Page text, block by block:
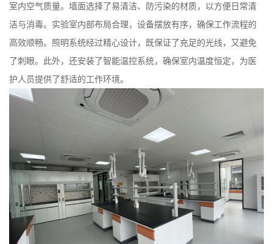
室内空气质量。墙面选择了易清洁、防污染的材质，以方便日常清
洁与消毒。实验室内部布局合理，设备摆放有序，确保工作流程的
高效顺畅。照明系统经过精心设计，既保证了充足的光线，又避免
了刺眼。此外，还安装了智能温控系统，确保室内温度恒定，为医
护人员提供了舒适的工作环境。